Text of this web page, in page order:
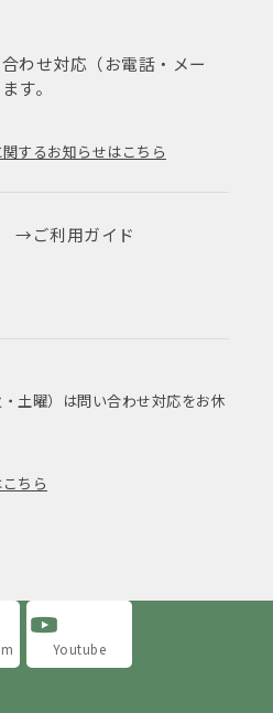
わせ対応（お電話・メー
す。
するお知らせはこちら
ご利用ガイド
土曜）は問い合わせ対応をお休
ちら
Youtube